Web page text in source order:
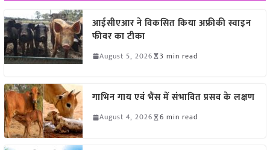
आईसीएआर ने विकसित किया अफ्रीकी स्वाइन
फीवर का टीका
August 5, 2026 3 min read
गाभिन गाय एवं भैंस में संभावित प्रसव के लक्षण
August 4, 2026 6 min read